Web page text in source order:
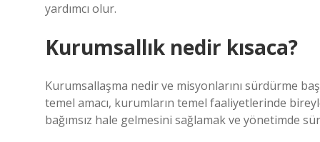
yardımcı olur.
Kurumsallık nedir kısaca?
Kurumsallaşma nedir ve misyonlarını sürdürme
temel amacı, kurumların temel faaliyetlerinde
bağımsız hale gelmesini sağlamak ve yönetimde